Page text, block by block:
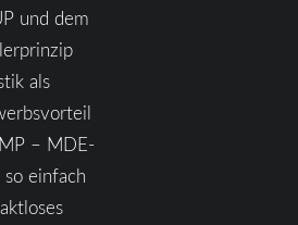
und dem
als
– MDE-
einfach